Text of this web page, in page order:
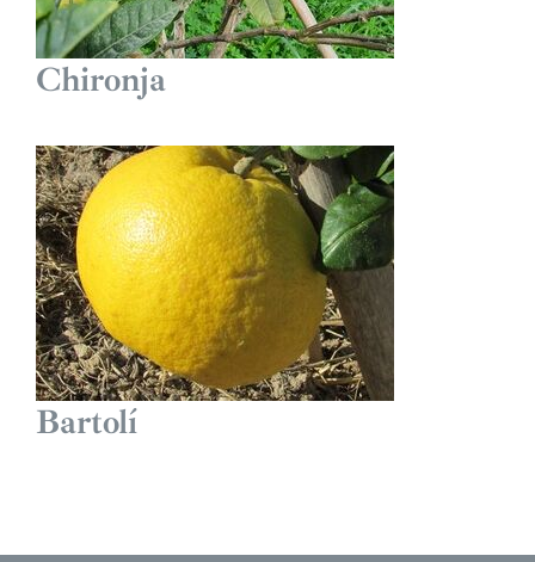
Chironja
Bartolí